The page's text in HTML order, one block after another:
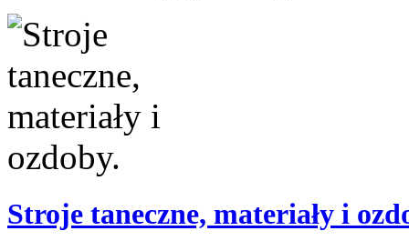
Stroje taneczne, materiały i